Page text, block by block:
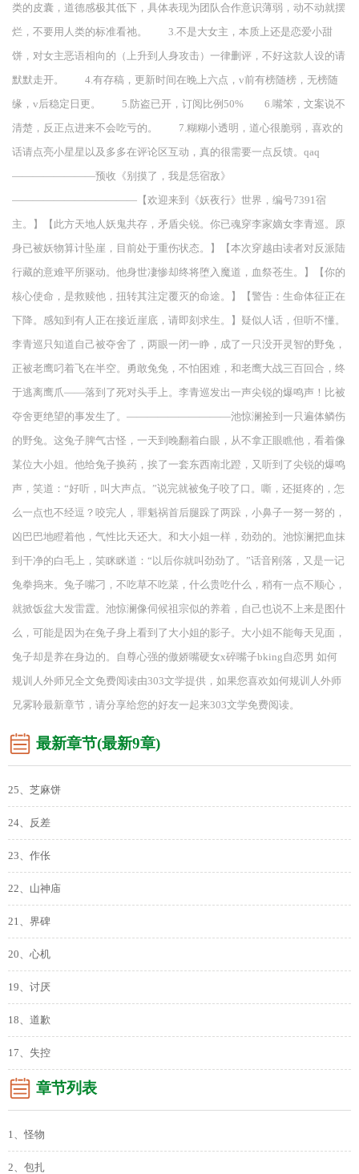
类的皮囊，道德感极其低下，具体表现为团队合作意识薄弱，动不动就摆
烂，不要用人类的标准看祂。 3.不是大女主，本质上还是恋爱小甜
饼，对女主恶语相向的（上升到人身攻击）一律删评，不好这款人设的请
默默走开。 4.有存稿，更新时间在晚上六点，v前有榜随榜，无榜随
缘，v后稳定日更。 5.防盗已开，订阅比例50% 6.嘴笨，文案说不
清楚，反正点进来不会吃亏的。 7.糊糊小透明，道心很脆弱，喜欢的
话请点亮小星星以及多多在评论区互动，真的很需要一点反馈。qaq
————————预收《别摸了，我是恁宿敌》
————————————【欢迎来到《妖夜行》世界，编号7391宿
主。】【此方天地人妖鬼共存，矛盾尖锐。你已魂穿李家嫡女李青巡。原
身已被妖物算计坠崖，目前处于重伤状态。】【本次穿越由读者对反派陆
行藏的意难平所驱动。他身世凄惨却终将堕入魔道，血祭苍生。】【你的
核心使命，是救赎他，扭转其注定覆灭的命途。】【警告：生命体征正在
下降。感知到有人正在接近崖底，请即刻求生。】疑似人话，但听不懂。
李青巡只知道自己被夺舍了，两眼一闭一睁，成了一只没开灵智的野兔，
正被老鹰叼着飞在半空。勇敢兔兔，不怕困难，和老鹰大战三百回合，终
于逃离鹰爪——落到了死对头手上。李青巡发出一声尖锐的爆鸣声！比被
夺舍更绝望的事发生了。——————————池惊澜捡到一只遍体鳞伤
的野兔。这兔子脾气古怪，一天到晚翻着白眼，从不拿正眼瞧他，看着像
某位大小姐。他给兔子换药，挨了一套东西南北蹬，又听到了尖锐的爆鸣
声，笑道：“好听，叫大声点。”说完就被兔子咬了口。嘶，还挺疼的，怎
么一点也不经逗？咬完人，罪魁祸首后腿跺了两跺，小鼻子一努一努的，
凶巴巴地瞪着他，气性比天还大。和大小姐一样，劲劲的。池惊澜把血抹
到干净的白毛上，笑眯眯道：“以后你就叫劲劲了。”话音刚落，又是一记
兔拳捣来。兔子嘴刁，不吃草不吃菜，什么贵吃什么，稍有一点不顺心，
就掀饭盆大发雷霆。池惊澜像伺候祖宗似的养着，自己也说不上来是图什
么，可能是因为在兔子身上看到了大小姐的影子。大小姐不能每天见面，
兔子却是养在身边的。自尊心强的傲娇嘴硬女x碎嘴子bking自恋男 如何
规训人外师兄全文免费阅读由303文学提供，如果您喜欢如何规训人外师
兄雾聆最新章节，请分享给您的好友一起来303文学免费阅读。
最新章节(最新9章)
25、芝麻饼
24、反差
23、作伥
22、山神庙
21、界碑
20、心机
19、讨厌
18、道歉
17、失控
章节列表
1、怪物
2、包扎